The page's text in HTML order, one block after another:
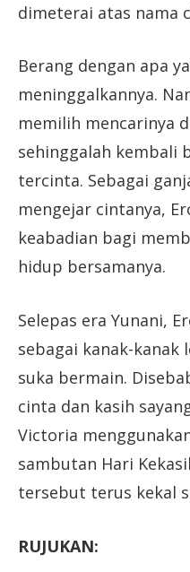
dimeterai atas nama
Berang dengan apa
meninggalkannya.
memilih mencarinya
sehinggalah kembali
tercinta. Sebagai
mengejar cintanya,
keabadian bagi
hidup bersamanya.
Selepas era Yunani,
sebagai kanak-kanak
suka bermain.
cinta dan kasih
Victoria
sambutan Hari
tersebut terus kekal
RUJUKAN: